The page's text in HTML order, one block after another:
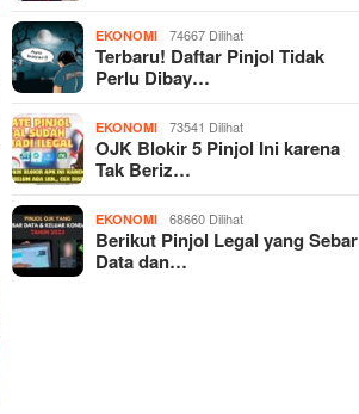
EKONOMI 74667 Dilihat
Terbaru! Daftar Pinjol Tidak
Perlu Dibay…
EKONOMI 73541 Dilihat
OJK Blokir 5 Pinjol Ini karena
Tak Beriz…
EKONOMI 68660 Dilihat
Berikut Pinjol Legal yang Sebar
Data dan…